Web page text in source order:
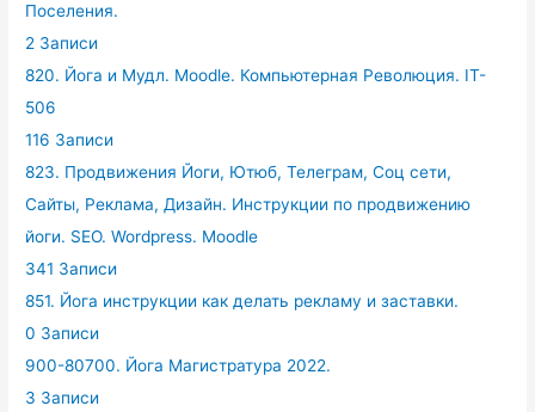
Поселения.
2 Записи
820. Йога и Мудл. Moodle. Компьютерная Революция. IT-
506
116 Записи
823. Продвижения Йоги, Ютюб, Телеграм, Соц сети,
Сайты, Реклама, Дизайн. Инструкции по продвижению
йоги. SEO. Wordpress. Moodle
341 Записи
851. Йога инструкции как делать рекламу и заставки.
0 Записи
900-80700. Йога Магистратура 2022.
3 Записи